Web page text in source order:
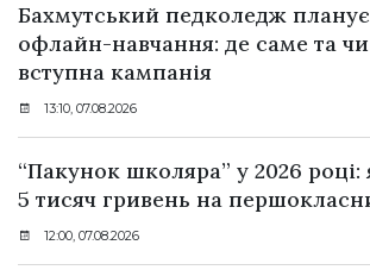
Бахмутський педколедж
офлайн-навчання: де саме та
вступна кампанія
13:10, 07.08.2026
“Пакунок школяра” у 2026
5 тисяч гривень на
12:00, 07.08.2026